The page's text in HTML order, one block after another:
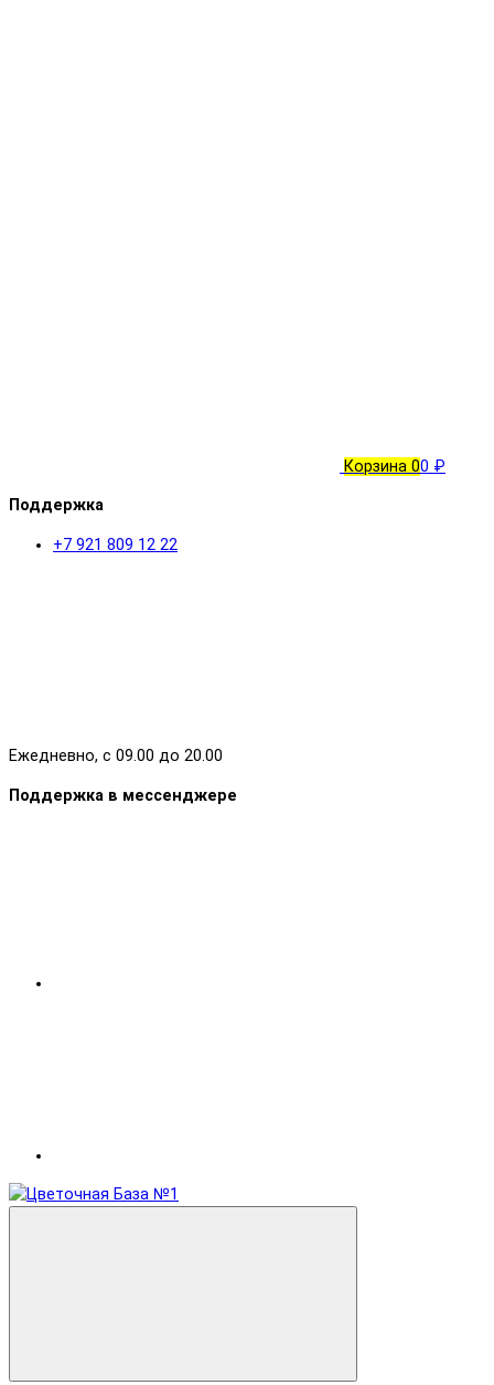
Корзина 00 ₽
Поддержка
+7 921 809 12 22
Ежедневно, с 09.00 до 20.00
Поддержка в мессенджере